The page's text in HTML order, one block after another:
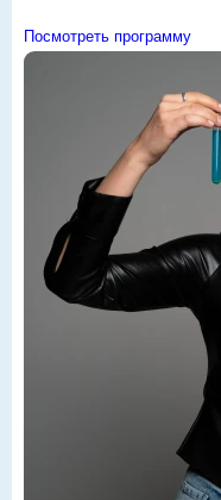
Посмотреть программу